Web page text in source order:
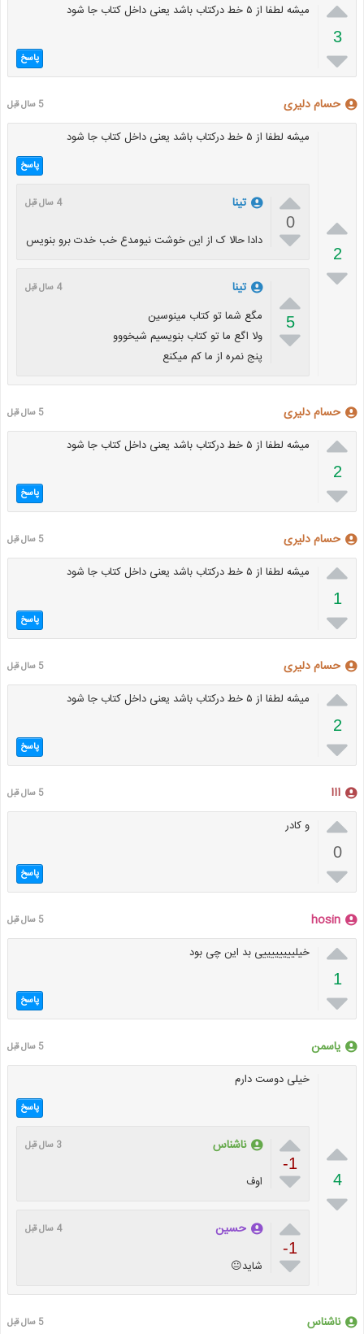

3

میشه لطفا از ۵ خط درکتاب باشد یعنی داخل کتاب جا شود
پاسخ
حسام دلیری 5 سال قبل

2

میشه لطفا از ۵ خط درکتاب باشد یعنی داخل کتاب جا شود
پاسخ

0

تینا 4 سال قبل
دادا حالا ک از این خوشت نیومدع خب خدت برو بنویس

5

تینا 4 سال قبل
مگع شما تو کتاب مینوسین
ولا اگع ما تو کتاب بنویسیم شیخووو
پنج نمره از ما کم میکنع
حسام دلیری 5 سال قبل

2

میشه لطفا از ۵ خط درکتاب باشد یعنی داخل کتاب جا شود
پاسخ
حسام دلیری 5 سال قبل

1

میشه لطفا از ۵ خط درکتاب باشد یعنی داخل کتاب جا شود
پاسخ
حسام دلیری 5 سال قبل

2

میشه لطفا از ۵ خط درکتاب باشد یعنی داخل کتاب جا شود
پاسخ
ااا 5 سال قبل

0

و کادر
پاسخ
hosin 5 سال قبل

1

خیلییییییییی بد این چی بود
پاسخ
یاسمن 5 سال قبل

4

خیلی دوست دارم
پاسخ

-1

ناشناس 3 سال قبل
اوف

-1

حسین 4 سال قبل
شاید😐
ناشناس 5 سال قبل